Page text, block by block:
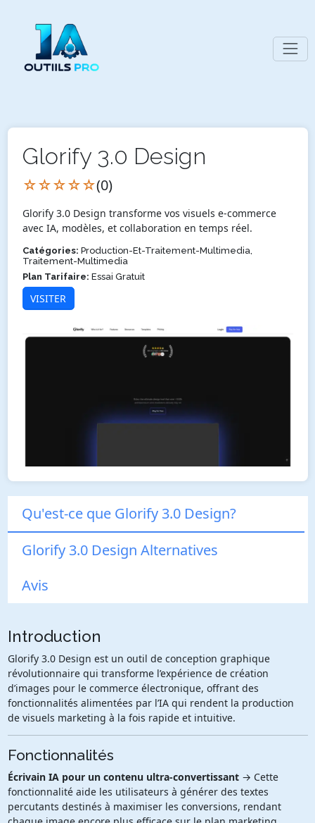
Glorify 3.0 Design
☆☆☆☆☆(0)
Glorify 3.0 Design transforme vos visuels e-commerce
avec IA, modèles, et collaboration en temps réel.
Catégories: Production-Et-Traitement-Multimedia,
Traitement-Multimedia
Plan Tarifaire: Essai Gratuit
VISITER
Qu'est-ce que Glorify 3.0 Design?
Glorify 3.0 Design Alternatives
Avis
Introduction
Glorify 3.0 Design est un outil de conception graphique
révolutionnaire qui transforme l’expérience de création
d’images pour le commerce électronique, offrant des
fonctionnalités alimentées par l’IA qui rendent la production
de visuels marketing à la fois rapide et intuitive.
Fonctionnalités
Écrivain IA pour un contenu ultra-convertissant→ Cette
fonctionnalité aide les utilisateurs à générer des textes
percutants destinés à maximiser les conversions, rendant